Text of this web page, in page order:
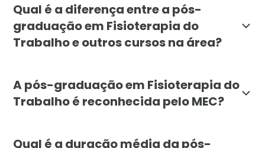
Qual é a diferença entre a pós-
graduação em Fisioterapia do
Trabalho e outros cursos na área?
A pós-graduação em Fisioterapia do
Trabalho é reconhecida pelo MEC?
Qual é a duração média da pós-